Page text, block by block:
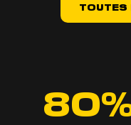
TOUTES